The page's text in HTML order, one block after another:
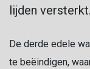
lijden versterkt.
De derde edele
te beëindigen,